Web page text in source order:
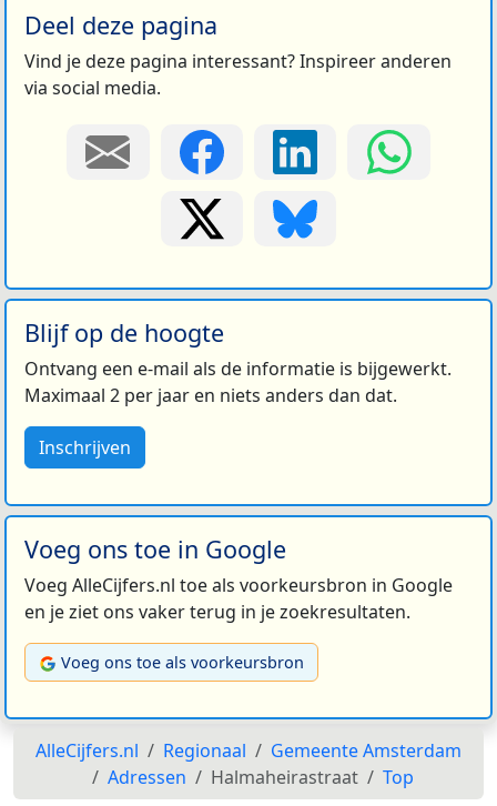
Deel deze pagina
Vind je deze pagina interessant? Inspireer anderen
via social media.
Blijf op de hoogte
Ontvang een e-mail als de informatie is bijgewerkt.
Maximaal 2 per jaar en niets anders dan dat.
Inschrijven
Voeg ons toe in Google
Voeg AlleCijfers.nl toe als voorkeursbron in Google
en je ziet ons vaker terug in je zoekresultaten.
Voeg ons toe als voorkeursbron
AlleCijfers.nl Regionaal
Gemeente Amsterdam
Adressen
Halmaheirastraat Top